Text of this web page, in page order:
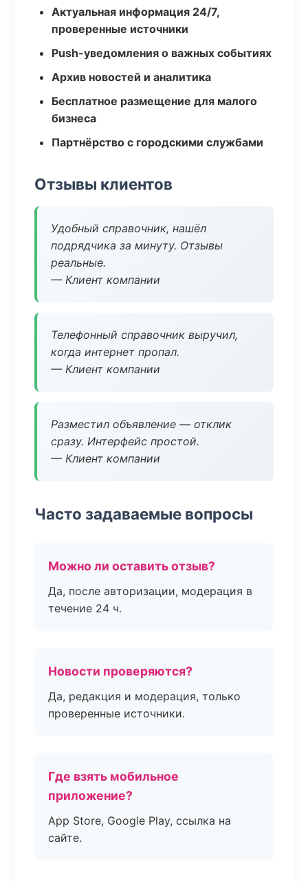
Актуальная информация 24/7,
проверенные источники
Push-уведомления о важных событиях
Архив новостей и аналитика
Бесплатное размещение для малого
бизнеса
Партнёрство с городскими службами
Отзывы клиентов
Удобный справочник, нашёл
подрядчика за минуту. Отзывы
реальные.
— Клиент компании
Телефонный справочник выручил,
когда интернет пропал.
— Клиент компании
Разместил объявление — отклик
сразу. Интерфейс простой.
— Клиент компании
Часто задаваемые вопросы
Можно ли оставить отзыв?
Да, после авторизации, модерация в
течение 24 ч.
Новости проверяются?
Да, редакция и модерация, только
проверенные источники.
Где взять мобильное
приложение?
App Store, Google Play, ссылка на
сайте.